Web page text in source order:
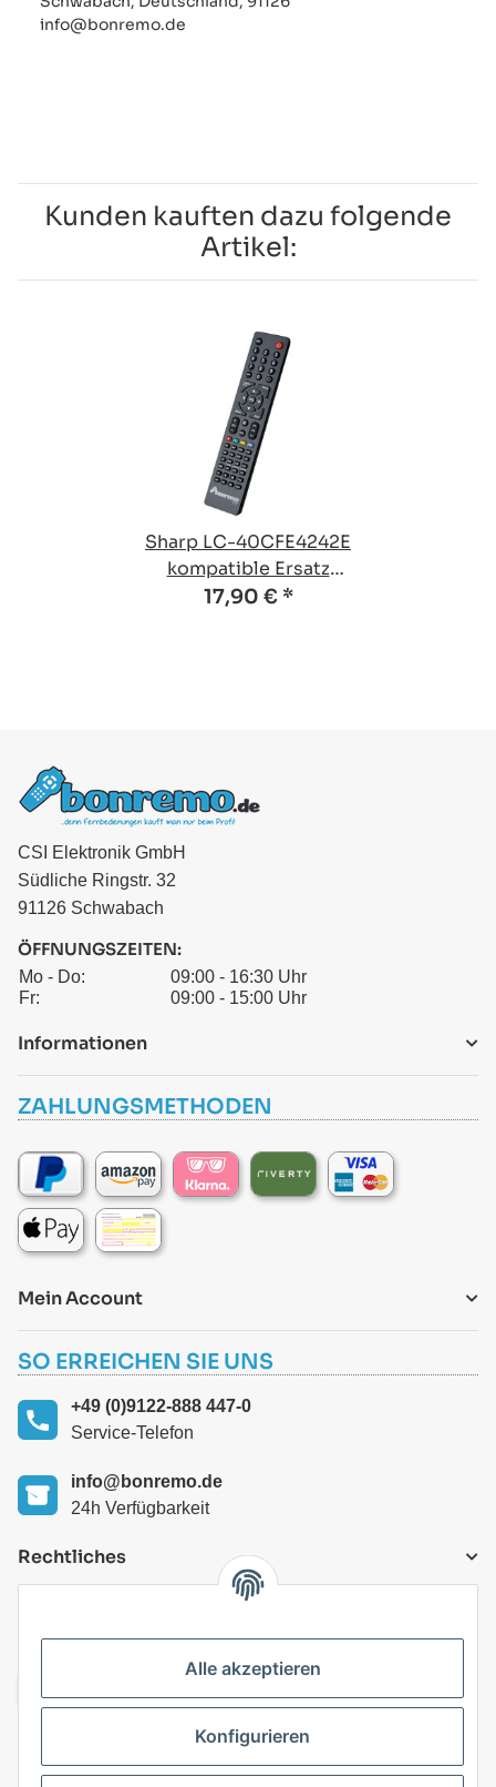
info@bonremo.de
Kunden kauften dazu folgende
Artikel:
Sharp LC-40CFE4242E
kompatible Ersatz
Fernbedienung
17,90 € *
CSI Elektronik GmbH
Südliche Ringstr. 32
91126 Schwabach
ÖFFNUNGSZEITEN:
Mo - Do:
09:00 - 16:30 Uhr
Fr:
09:00 - 15:00 Uhr
Informationen
ZAHLUNGSMETHODEN
Mein Account
SO ERREICHEN SIE UNS
+49 (0)9122-888 447-0
Service-Telefon
info@bonremo.de
24h Verfügbarkeit
Rechtliches
Alle akzeptieren
Konfigurieren